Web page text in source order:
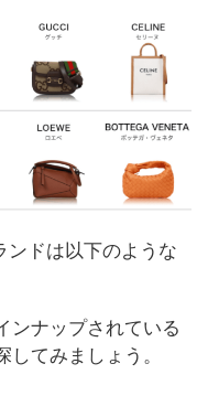
ンドは以下のような
ンナップされている
てみましょう。